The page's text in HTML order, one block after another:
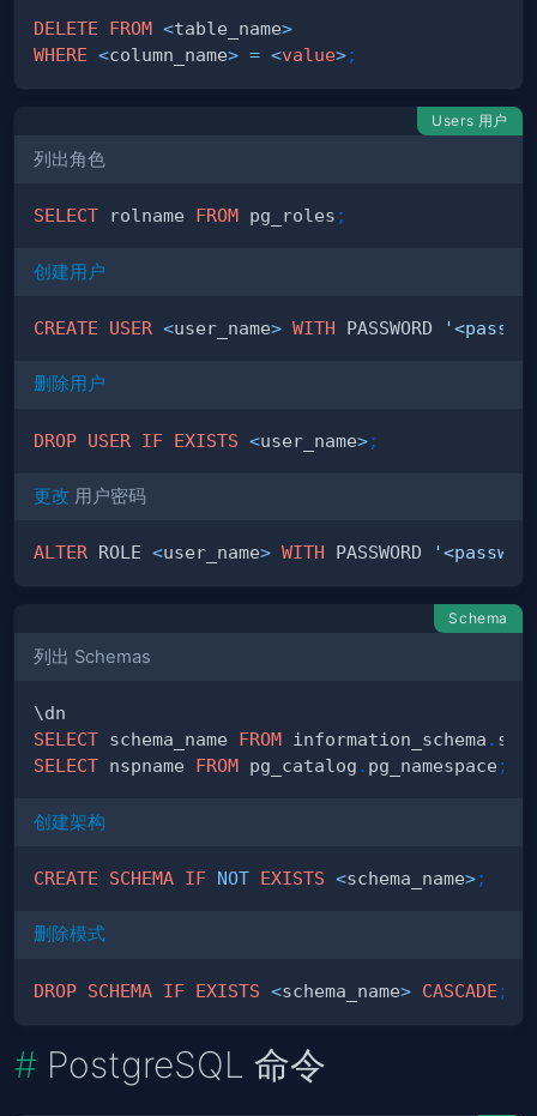
DELETE FROM <table_name>
WHERE <column_name> = <value>;
Users 用户
列出角色
SELECT rolname FROM pg_roles ;
创建用户
CREATE USER <user_name> WITH PASSWORD
删除用户
DROP USER IF EXISTS <user_name>;
更改 用户密码
ALTER ROLE <user_name> WITH PASSWORD
Schema
列出 Schemas
SELECT schema_name FROM information_schema .
SELECT nspname FROM pg_catalog . pg_namespace ;
创建架构
CREATE SCHEMA IF NOT EXISTS <schema_name>;
删除模式
DROP SCHEMA IF EXISTS <schema_name> CASCADE ;
PostgreSQL 命令